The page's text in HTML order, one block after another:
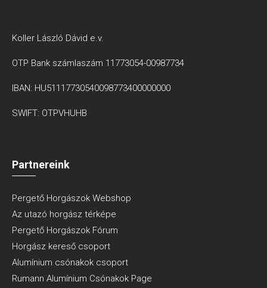
Koller László Dávid e.v.
OTP Bank számlaszám 11773054-00987734
IBAN: HU51117730540098773400000000
SWIFT: OTPVHUHB
Partnereink
Pergető Horgászok Webshop
Az utazó horgász térképe
Pergető Horgászok Fórum
Horgász kereső csoport
Alumínium csónakok csoport
Rumann Alumínium Csónakok Page